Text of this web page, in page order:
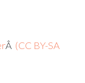
Â (CC BY-SA